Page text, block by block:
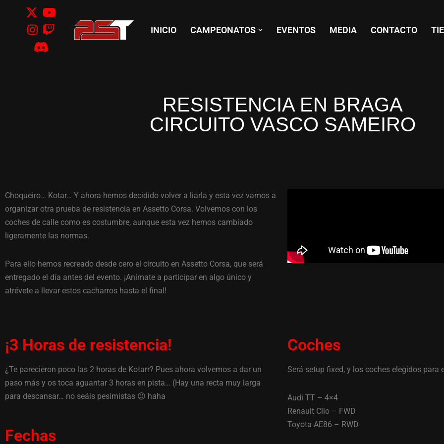
Saltar
contenido
INICIO CAMPEONATOS EVENTOS MEDIA CONTACTO
RESISTENCIA EN BRAGA
CIRCUITO VASCO SAMEIRO
Choqueiro… Kotar… Y ahora hemos decidido volver a liarla y esta vez vamos a
organizar otra prueba de resistencia en Assetto Corsa. Volvemos con los
coches de calle como es costumbre, aunque esta vez hemos cambiado
ligeramente las normas.
Para ello hemos recreado desde cero el circuito en Assetto Corsa, que será
entregado el día antes del evento. ¡Anímate a participar en algo único y
atrévete a llevar estos cacharros hasta el final!
¡3 Horas de resistencia!
¿Te parecieron poco las 2 horas de Kotarr? Pues ahora volvemos a dar un
paso más y os toca aguantar 3 horas en pista… (Hay una recta muy larga
para descansar… no seáis pesimistas 😉 haha
Fechas
Coches
Será setup fixed, y los coches elegidos para
Audi TT – 4×4
Renault Clio – FWD
Toyota AE86 – RWD